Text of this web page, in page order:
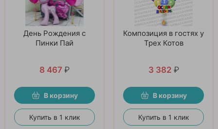
День Рождения с
Пинки Пай
8 467 ₽
В корзину
Купить в 1 клик
Композиция в гостях у
Трех Котов
3 382 ₽
В корзину
Купить в 1 клик